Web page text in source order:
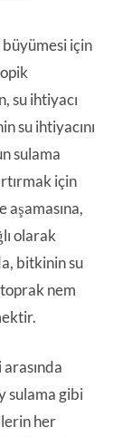
büyümesi için
su ihtiyacı
su ihtiyacını
sulama
için
aşamasına,
olarak
bitkinin su
nem
sulama gibi
her